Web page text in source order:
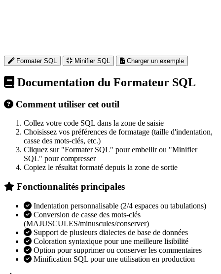
Formater SQL Minifier SQL Charger un exemple
Documentation du Formateur SQL
Comment utiliser cet outil
Collez votre code SQL dans la zone de saisie
Choisissez vos préférences de formatage (taille d'indentation,
casse des mots-clés, etc.)
Cliquez sur "Formater SQL" pour embellir ou "Minifier
SQL" pour compresser
Copiez le résultat formaté depuis la zone de sortie
Fonctionnalités principales
Indentation personnalisable (2/4 espaces ou tabulations)
Conversion de casse des mots-clés
(MAJUSCULES/minuscules/conserver)
Support de plusieurs dialectes de base de données
Coloration syntaxique pour une meilleure lisibilité
Option pour supprimer ou conserver les commentaires
Minification SQL pour une utilisation en production